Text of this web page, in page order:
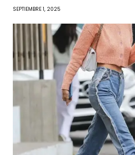
SEPTIEMBRE 1, 2025